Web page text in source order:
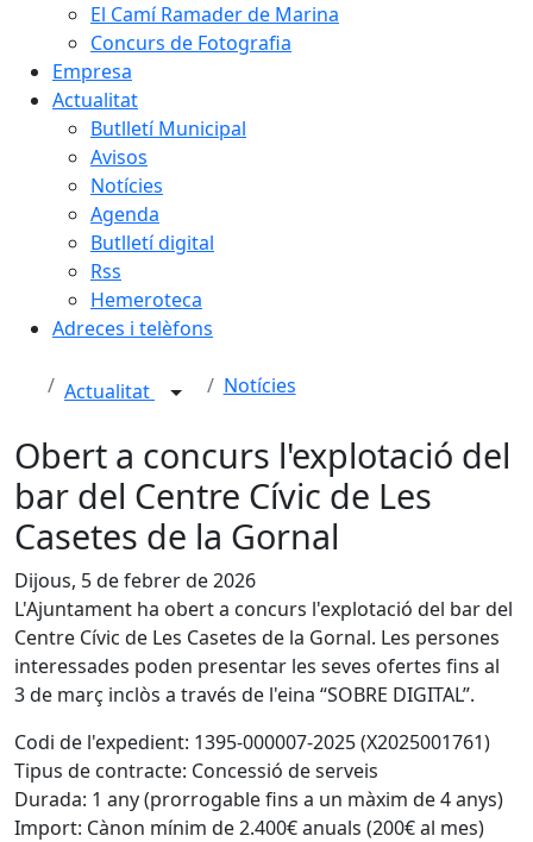
El Camí Ramader de Marina
Concurs de Fotografia
Empresa
Actualitat
Butlletí Municipal
Avisos
Notícies
Agenda
Butlletí digital
Rss
Hemeroteca
Adreces i telèfons
Actualitat Notícies
Obert a concurs l'explotació del
bar del Centre Cívic de Les
Casetes de la Gornal
Dijous, 5 de febrer de 2026
L'Ajuntament ha obert a concurs l'explotació del bar del
Centre Cívic de Les Casetes de la Gornal. Les persones
interessades poden presentar les seves ofertes fins al
3 de març inclòs a través de l'eina “SOBRE DIGITAL”.
Codi de l'expedient: 1395-000007-2025 (X2025001761)
Tipus de contracte: Concessió de serveis
Durada: 1 any (prorrogable fins a un màxim de 4 anys)
Import: Cànon mínim de 2.400€ anuals (200€ al mes)